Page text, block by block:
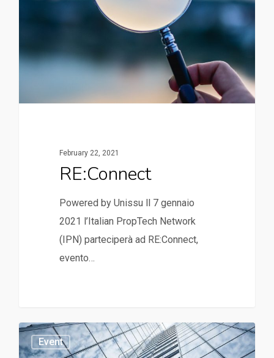
February 22, 2021
RE:Connect
Powered by Unissu ll 7 gennaio
2021 l’Italian PropTech Network
(IPN) parteciperà ad RE:Connect,
evento…
Event